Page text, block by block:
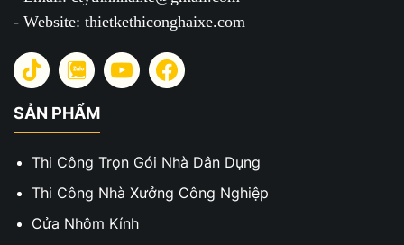
- Website: thietkethiconghaixe.com
SẢN PHẨM
Thi Công Trọn Gói Nhà Dân Dụng
Thi Công Nhà Xưởng Công Nghiệp
Cửa Nhôm Kính